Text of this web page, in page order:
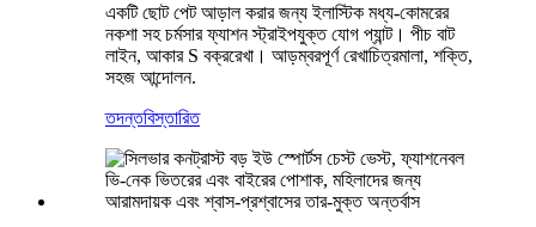
একটি ছোট পেট আড়াল করার জন্য ইলাস্টিক মধ্য-কোমরের
নকশা সহ চর্মসার ফ্যাশন স্ট্রাইপযুক্ত যোগ প্যান্ট। পীচ বাট
লাইন, আকার S বক্ররেখা। আড়ম্বরপূর্ণ রেখাচিত্রমালা, শক্তি,
সহজ আন্দোলন.
তদন্তবিস্তারিত